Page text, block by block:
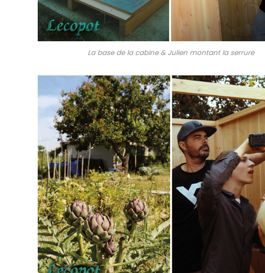
La base de la cabine & Julien montant la serrure